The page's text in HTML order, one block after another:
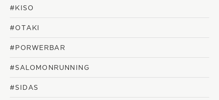
#KISO
#OTAKI
#PORWERBAR
#SALOMONRUNNING
#SIDAS